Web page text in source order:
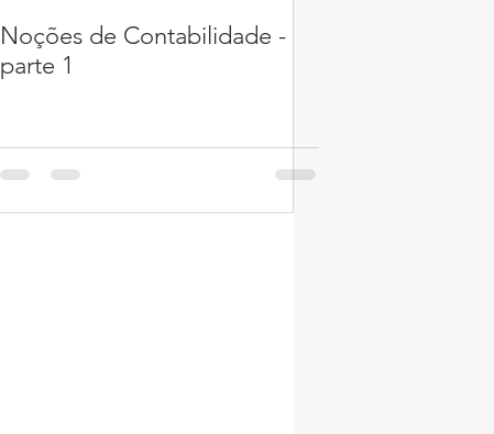
Noções de Contabilidade -
parte 1